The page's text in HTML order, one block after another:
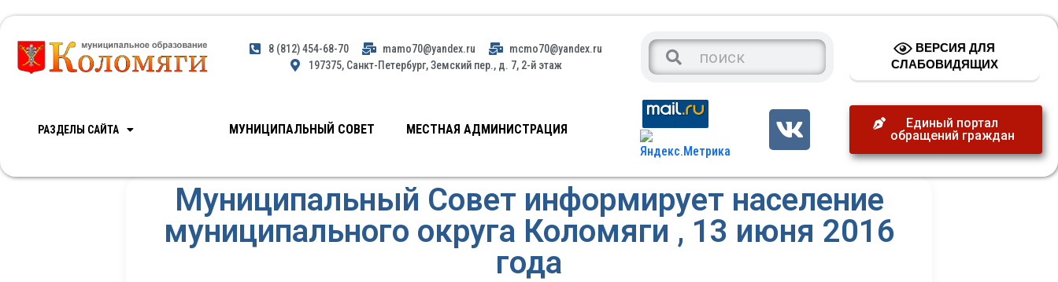
8 (812) 454-68-70 mamo70@yandex.ru
mcmo70@yandex.ru
197375, Санкт-Петербург, Земский пер., д. 7, 2-й этаж
ВЕРСИЯ ДЛЯ
СЛАБОВИДЯЩИХ
РАЗДЕЛЫ САЙТА МУНИЦИПАЛЬНЫЙ СОВЕТ МЕСТНАЯ АДМИНИСТРАЦИЯ
Единый портал
обращений граждан
Муниципальный Совет информирует население
муниципального округа Коломяги , 13 июня 2016
года